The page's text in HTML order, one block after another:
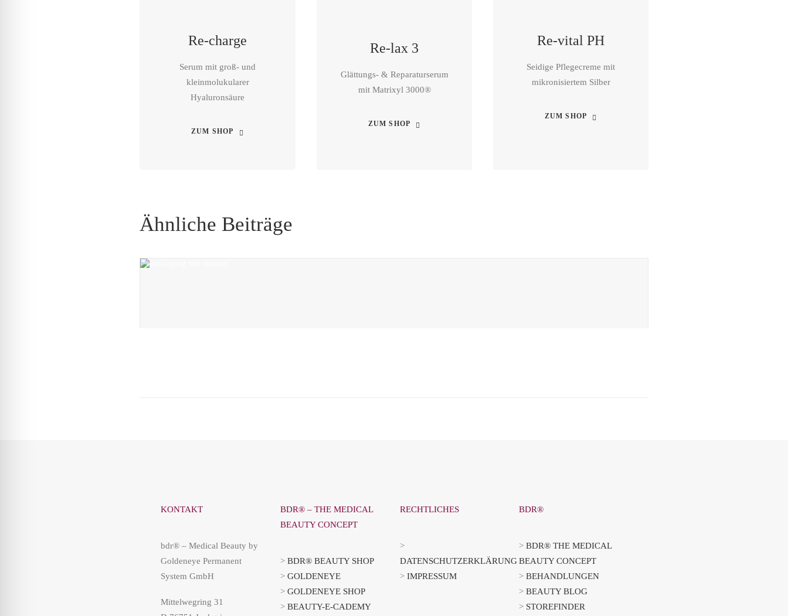
Re-charge
Serum mit groß- und
kleinmolukularer
Hyaluronsäure
ZUM SHOP
Re-lax 3
Glättungs- & Reparaturserum
mit Matrixyl 3000®
ZUM SHOP
Re-vital PH
Seidige Pflegecreme mit
mikronisiertem Silber
ZUM SHOP
Ähnliche Beiträge
KONTAKT
bdr® – Medical Beauty by
Goldeneye Permanent
System GmbH
Mittelwegring 31
BDR® – THE MEDICAL
BEAUTY CONCEPT
> BDR® BEAUTY SHOP
> GOLDENEYE
> GOLDENEYE SHOP
> BEAUTY-E-CADEMY
RECHTLICHES
>
DATENSCHUTZERKLÄRUNG
> IMPRESSUM
BDR®
> BDR® THE MEDICAL
BEAUTY CONCEPT
> BEHANDLUNGEN
> BEAUTY BLOG
> STOREFINDER